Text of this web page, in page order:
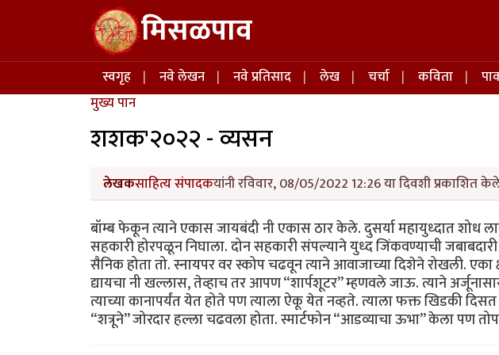
Skip to main content मिसळपाव
Main navigation
स्वगृह नवे लेखन नवे प्रतिसाद लेख चर्चा कविता
मुख्य पान
शशक'२०२२ - व्यसन
लेखकसाहित्य संपादकयांनी रविवार, 08/05/2022 12:26 या दिवशी प्रकाशित
बॉम्ब फेकून त्याने एकास जायबंदी नी एकास ठार केले. दुसर्या महायुध्दात शोध
सहकारी होरपळून निघाला. दोन सहकारी संपल्याने युध्द जिंकवण्याची
सैनिक होता तो. स्नायपर वर स्कोप चढवून त्याने आवाजाच्या दिशेने रोखली.
द्यायचा नी खल्लास, तेव्हाच तर आपण “शार्पशूटर” म्हणवले जाऊ. त्याने
त्याच्या कानापर्यंत येत होते पण त्याला ऐकू येत नव्हते. त्याला फक्त खिडकी
“शत्रूने” जोरदार हल्ला चढवला होता. स्मार्टफोन “आडव्याचा ऊभा” केला पण